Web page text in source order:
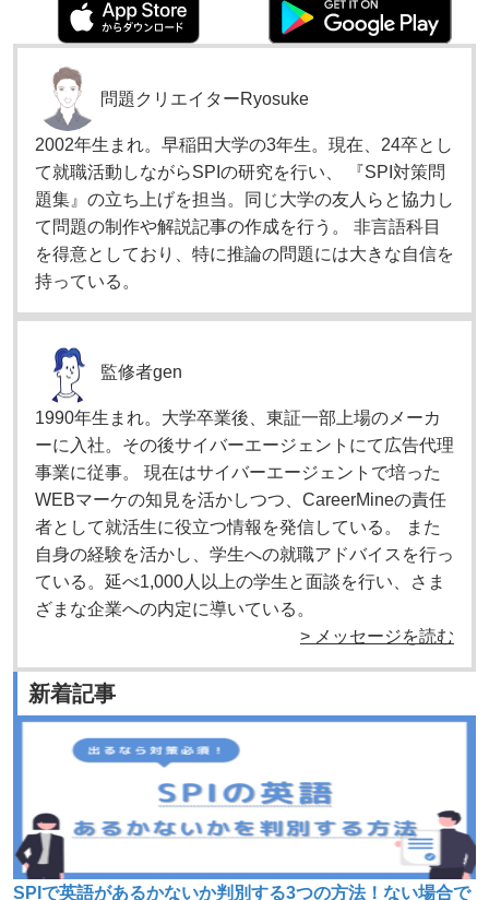
問題クリエイターRyosuke
2002年生まれ。早稲田大学の3年生。現在、24卒とし
て就職活動しながらSPIの研究を行い、 『SPI対策問
題集』の立ち上げを担当。同じ大学の友人らと協力し
て問題の制作や解説記事の作成を行う。 非言語科目
を得意としており、特に推論の問題には大きな自信を
持っている。
監修者gen
1990年生まれ。大学卒業後、東証一部上場のメーカ
ーに入社。その後サイバーエージェントにて広告代理
事業に従事。 現在はサイバーエージェントで培った
WEBマーケの知見を活かしつつ、CareerMineの責任
者として就活生に役立つ情報を発信している。 また
自身の経験を活かし、学生への就職アドバイスを行っ
ている。延べ1,000人以上の学生と面談を行い、さま
ざまな企業への内定に導いている。
> メッセージを読む
新着記事
SPIで英語があるかないか判別する3つの方法！ない場合で